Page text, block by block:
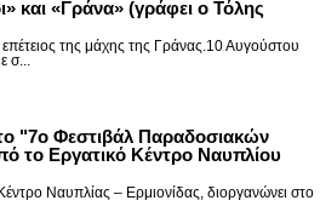
και «Γράνα» (γράφει ο Τόλης
της μάχης της Γράνας.10 Αυγούστου
σ...
"7ο Φεστιβάλ Παραδοσιακών
το Εργατικό Κέντρο Ναυπλίου
Ναυπλίας – Ερμιονίδας, διοργανώνει στο